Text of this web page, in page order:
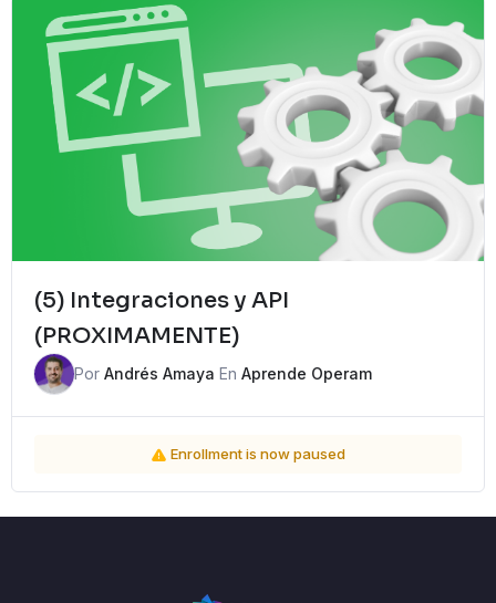
(5) Integraciones y API
(PROXIMAMENTE)
Por Andrés Amaya En Aprende Operam
Enrollment is now paused